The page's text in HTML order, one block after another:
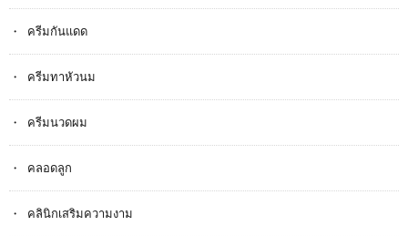
ครีมกันแดด
ครีมทาหัวนม
ครีมนวดผม
คลอดลูก
คลินิกเสริมความงาม